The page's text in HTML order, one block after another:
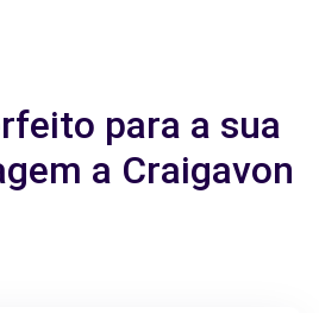
para a sua
a Craigavon